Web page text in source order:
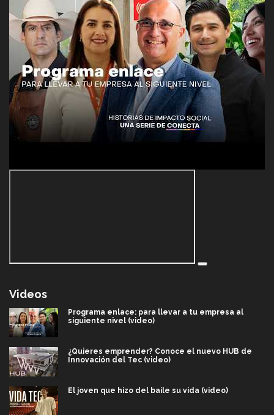
Videos
Programa enlace: para llevar a tu empresa al
siguiente nivel (video)
¿Quieres emprender? Conoce el nuevo HUB de
Innovación del Tec (video)
El joven que hizo del baile su vida (video)